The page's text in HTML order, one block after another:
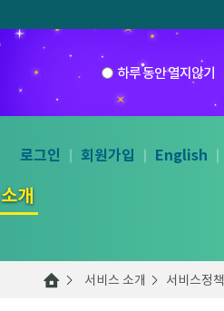
하루 동안 열지않기
개
로그인 회원가입 English
서비스 소개 서비스정책